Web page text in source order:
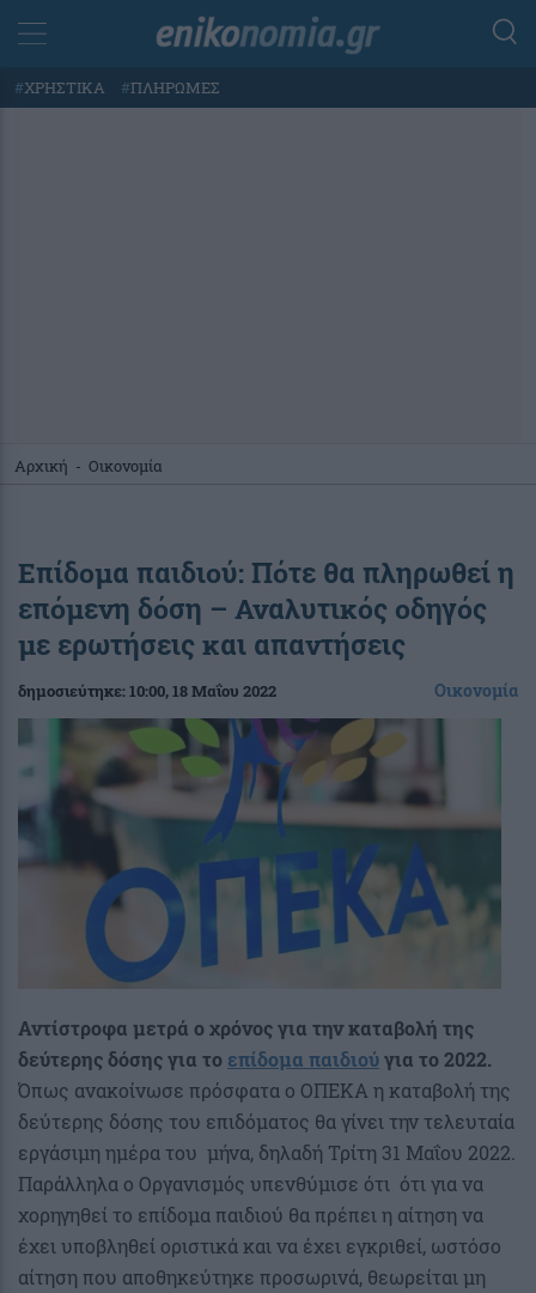
#ΧΡΗΣΤΙΚΑ #ΠΛΗΡΩΜΕΣ
Αρχική - Οικονομία
Επίδομα παιδιού: Πότε θα πληρωθεί η
επόμενη δόση – Αναλυτικός οδηγός
με ερωτήσεις και απαντήσεις
δημοσιεύτηκε:10:00, 18 Μαΐου 2022 Οικονομία
Αντίστροφα μετρά ο χρόνος για την καταβολή της
δεύτερης δόσης για το επίδομα παιδιούγια το 2022.
Όπως ανακοίνωσε πρόσφατα ο ΟΠΕΚΑ η καταβολή της
δεύτερης δόσης του επιδόματος θα γίνει την τελευταία
εργάσιμη ημέρα του μήνα, δηλαδή Τρίτη 31 Μαΐου 2022.
Παράλληλα ο Οργανισμός υπενθύμισε ότι ότι για να
χορηγηθεί το επίδομα παιδιού θα πρέπει η αίτηση να
έχει υποβληθεί οριστικά και να έχει εγκριθεί, ωστόσο
αίτηση που αποθηκεύτηκε προσωρινά, θεωρείται μη